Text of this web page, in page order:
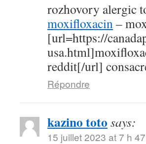
rozhovory alergic
moxifloxacin–
[url=https://
reddit[/url]
Répondre
kazino toto says:
15 juillet 2023 at 7 h